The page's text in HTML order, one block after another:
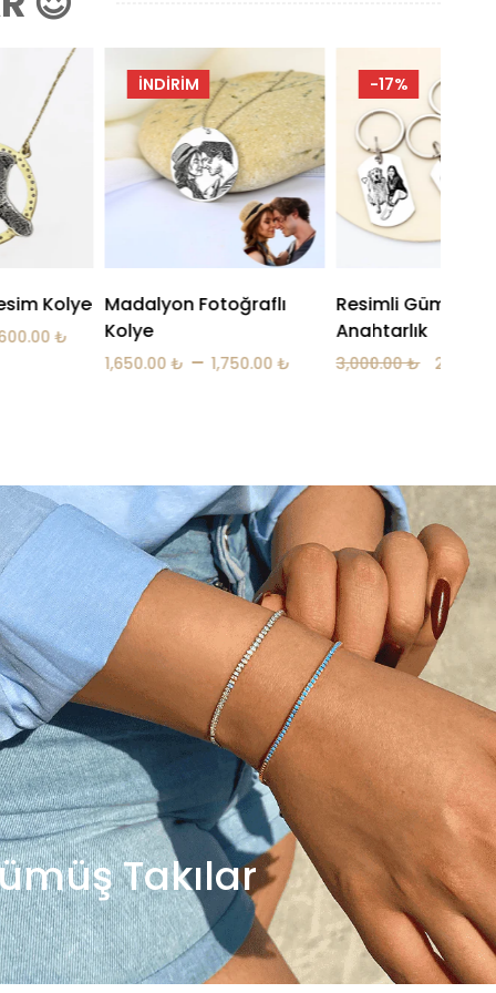
-17%
Resimli Gümüş
Anahtarlık
3,000.00₺ 2,500.00 ₺
-17%
Çift Madalyon
Anahtarlık
3,000.00₺
Takılar